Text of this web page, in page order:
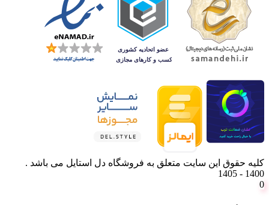
کلیه حقوق این سایت متعلق به فروشگاه دل استایل می باشد .
1400 - 1405
0